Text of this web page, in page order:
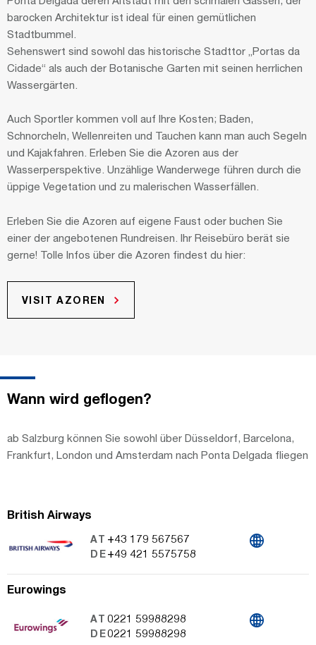
barocken Architektur ist ideal für einen gemütlichen
Stadtbummel.
Sehenswert sind sowohl das historische Stadttor „Portas da
Cidade“ als auch der Botanische Garten mit seinen herrlichen
Wassergärten.
Auch Sportler kommen voll auf Ihre Kosten; Baden,
Schnorcheln, Wellenreiten und Tauchen kann man auch Segeln
und Kajakfahren. Erleben Sie die Azoren aus der
Wasserperspektive. Unzählige Wanderwege führen durch die
üppige Vegetation und zu malerischen Wasserfällen.
Erleben Sie die Azoren auf eigene Faust oder buchen Sie
einer der angebotenen Rundreisen. Ihr Reisebüro berät sie
gerne! Tolle Infos über die Azoren findest du hier:
VISIT AZOREN
Wann wird geflogen?
ab Salzburg können Sie sowohl über Düsseldorf, Barcelona,
Frankfurt, London und Amsterdam nach Ponta Delgada fliegen
British Airways
AT +43 179 567567
DE+49 421 5575758
Eurowings
AT 0221 59988298
DE0221 59988298